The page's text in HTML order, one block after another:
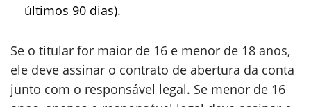
últimos 90 dias).
Se o titular for maior de 16 e menor de 18 anos,
ele deve assinar o contrato de abertura da conta
junto com o responsável legal. Se menor de 16